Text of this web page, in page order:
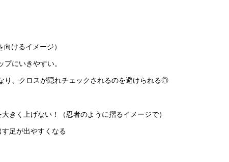
けるイメージ）
にいきやすい。
、クロスが隠れチェックされるのを避けられる◎
きく上げない！（忍者のように摺るイメージで）
足が出やすくなる